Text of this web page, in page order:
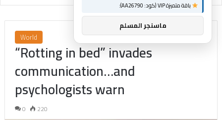
World
“Rotting in bed” invades
communication…and
psychologists warn
0 220
باقة متميزة VIP (كود: AA26790):
ماسنجر المسلم